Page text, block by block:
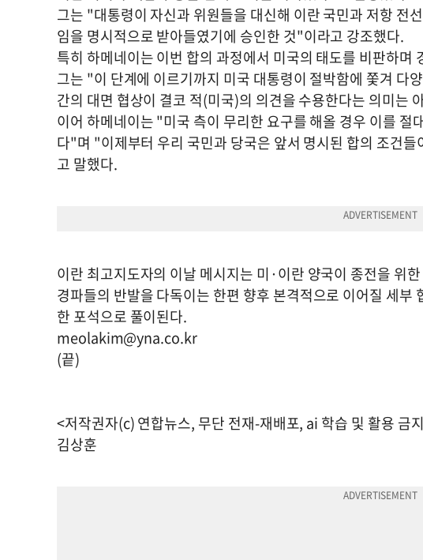
그는 "대통령이 자신과 위원들을 대신해 이란 국민과 저항 전
임을 명시적으로 받아들였기에 승인한 것"이라고 강조했다.
특히 하메네이는 이번 합의 과정에서 미국의 태도를 비판하며
그는 "이 단계에 이르기까지 미국 대통령이 절박함에 쫓겨 다
간의 대면 협상이 결코 적(미국)의 의견을 수용한다는 의미는
이어 하메네이는 "미국 측이 무리한 요구를 해올 경우 이를 절
다"며 "이제부터 우리 국민과 당국은 앞서 명시된 합의 조건
고 말했다.
이란 최고지도자의 이날 메시지는 미·이란 양국이 종전을 위
경파들의 반발을 다독이는 한편 향후 본격적으로 이어질 세부
한 포석으로 풀이된다.
meolakim@yna.co.kr
(끝)
<저작권자(c) 연합뉴스, 무단 전재-재배포, ai 학습 및 활용 금
김상훈